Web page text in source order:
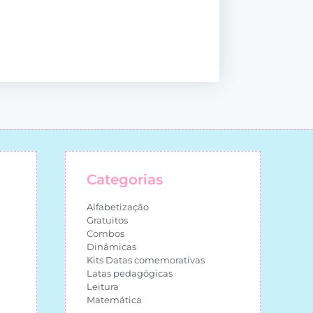
Categorias
Alfabetização
Gratuitos
Combos
Dinâmicas
Kits Datas comemorativas
Latas pedagógicas
Leitura
Matemática